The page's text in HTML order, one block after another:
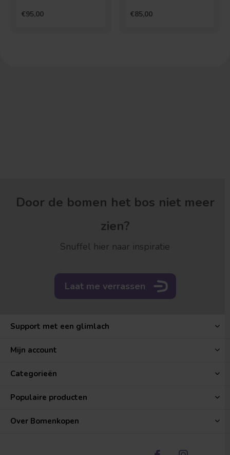
€95,00 €85,00
Door de bomen het bos niet meer
zien?
Snuffel hier naar inspiratie
Laat me verrassen
Support met een glimlach
Mijn account
Categorieën
Populaire producten
Over Bomenkopen